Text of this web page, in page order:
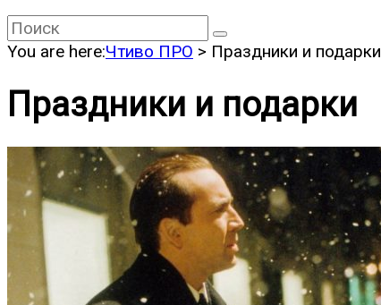
You are here:Чтиво ПРО > Праздники и подарки
Праздники и подарки